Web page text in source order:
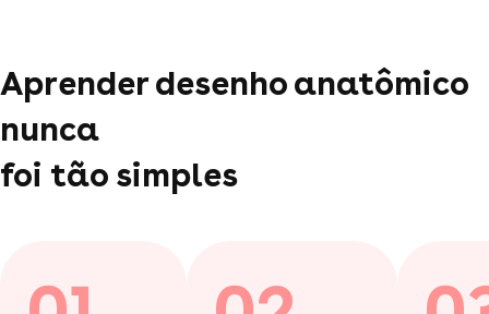
Aprender desenho anatômico
nunca
foi tão simples